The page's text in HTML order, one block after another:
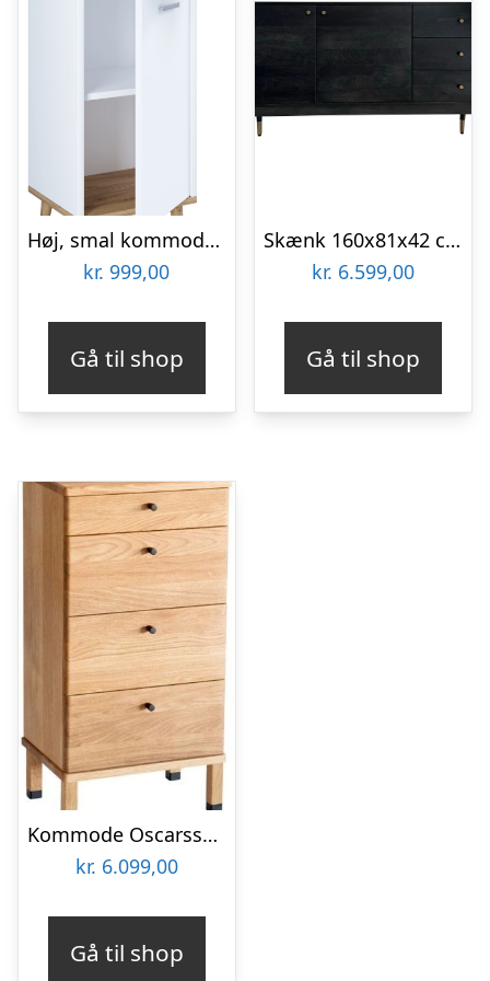
Høj, smal kommode, badeværelsesskab, 97 x 32 x 28 cm, hvid
kr. 999,00
Gå til shop
Skænk 160x81x42 cm kommode i massivt akacietræ, sort, høj moderne kommode
kr. 6.599,00
Gå til shop
Kommode Oscarssons Möbel Cora lakeret egetræ høj & smal H79ÃB40ÃD31,5 cm 3 store 1 lille skuffe
kr. 6.099,00
Gå til shop